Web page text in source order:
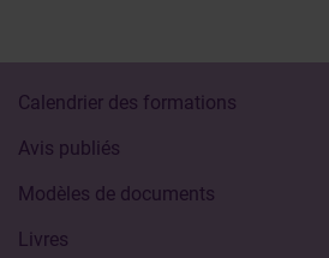
Calendrier des formations
Avis publiés
Modèles de documents
Livres